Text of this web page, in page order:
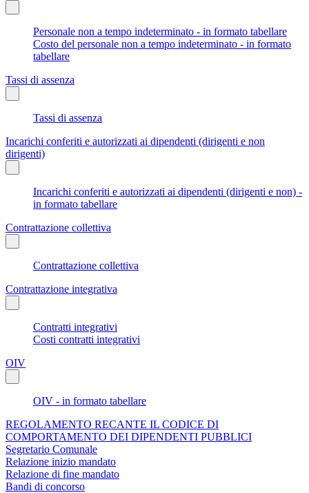
Personale non a tempo indeterminato - in formato tabellare
Costo del personale non a tempo indeterminato - in formato
tabellare
Tassi di assenza
Tassi di assenza
Incarichi conferiti e autorizzati ai dipendenti (dirigenti e non
dirigenti)
Incarichi conferiti e autorizzati ai dipendenti (dirigenti e non) -
in formato tabellare
Contrattazione collettiva
Contrattazione collettiva
Contrattazione integrativa
Contratti integrativi
Costi contratti integrativi
OIV
OIV - in formato tabellare
REGOLAMENTO RECANTE IL CODICE DI
COMPORTAMENTO DEI DIPENDENTI PUBBLICI
Segretario Comunale
Relazione inizio mandato
Relazione di fine mandato
Bandi di concorso